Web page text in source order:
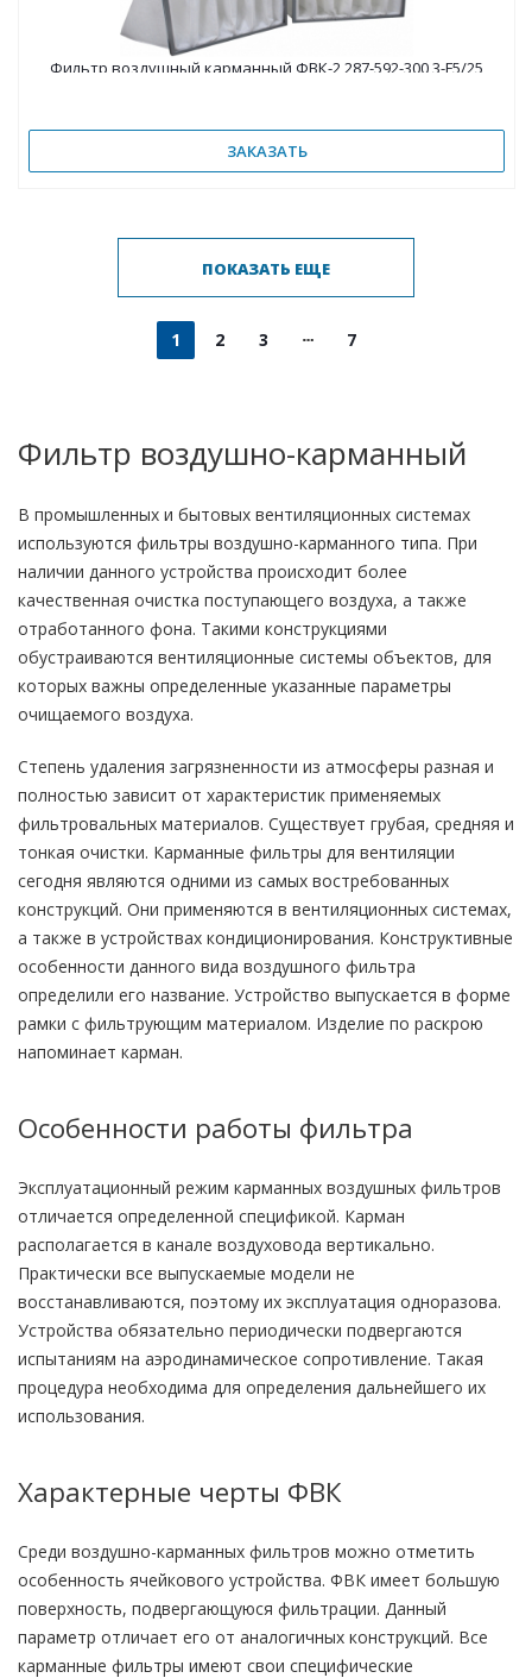
Фильтр воздушный карманный ФВК-2 287-592-300 3-F5/25
ЗАКАЗАТЬ
ПОКАЗАТЬ ЕЩЕ
1 2 3 7
Фильтр воздушно-карманный
В промышленных и бытовых вентиляционных системах
используются фильтры воздушно-карманного типа. При
наличии данного устройства происходит более
качественная очистка поступающего воздуха, а также
отработанного фона. Такими конструкциями
обустраиваются вентиляционные системы объектов, для
которых важны определенные указанные параметры
очищаемого воздуха.
Степень удаления загрязненности из атмосферы разная и
полностью зависит от характеристик применяемых
фильтровальных материалов. Существует грубая, средняя и
тонкая очистки. Карманные фильтры для вентиляции
сегодня являются одними из самых востребованных
конструкций. Они применяются в вентиляционных системах,
а также в устройствах кондиционирования. Конструктивные
особенности данного вида воздушного фильтра
определили его название. Устройство выпускается в форме
рамки с фильтрующим материалом. Изделие по раскрою
напоминает карман.
Особенности работы фильтра
Эксплуатационный режим карманных воздушных фильтров
отличается определенной спецификой. Карман
располагается в канале воздуховода вертикально.
Практически все выпускаемые модели не
восстанавливаются, поэтому их эксплуатация одноразова.
Устройства обязательно периодически подвергаются
испытаниям на аэродинамическое сопротивление. Такая
процедура необходима для определения дальнейшего их
использования.
Характерные черты ФВК
Среди воздушно-карманных фильтров можно отметить
особенность ячейкового устройства. ФВК имеет большую
поверхность, подвергающуюся фильтрации. Данный
параметр отличает его от аналогичных конструкций. Все
карманные фильтры имеют свои специфические